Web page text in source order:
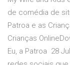
de comédia de
Patroa e as
Crianças
Eu, a Patroa 28